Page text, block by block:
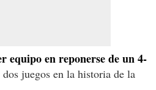
equipo en reponerse de un 4-
juegos en la historia de la